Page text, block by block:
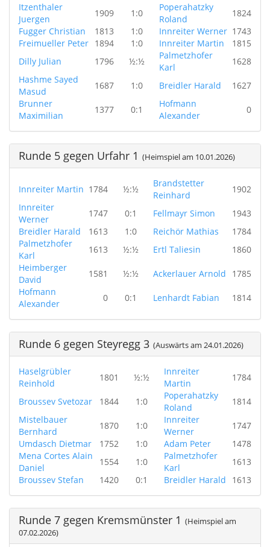
Itzenthaler
Juergen
1909 1:0
Poperahatzky
Roland
1824
Fugger Christian
1813 1:0 Innreiter Werner 1743
Freimueller Peter 1894 1:0 Innreiter Martin
1815
Dilly Julian
1796 ½:½
Palmetzhofer
Karl
1628
Hashme Sayed
Masud
1687 1:0 Breidler Harald
1627
Brunner
Maximilian
1377 0:1
Hofmann
Alexander
0
Runde 5 gegen Urfahr 1 (Heimspiel am 10.01.2026)
Innreiter Martin 1784 ½:½
Brandstetter
Reinhard
1902
Innreiter
Werner
1747 0:1 Fellmayr Simon
1943
Breidler Harald
1613 1:0 Reichör Mathias
1784
Palmetzhofer
Karl
1613 ½:½ Ertl Taliesin
1860
Heimberger
David
1581 ½:½ Ackerlauer Arnold
1785
Hofmann
Alexander
0 0:1 Lenhardt Fabian 1814
Runde 6 gegen Steyregg 3 (Auswärts am 24.01.2026)
Haselgrübler
Reinhold
1801 ½:½
Innreiter
Martin
1784
Broussev Svetozar 1844 1:0
Poperahatzky
Roland
1814
Mistelbauer
Bernhard
1870 1:0
Innreiter
Werner
1747
Umdasch Dietmar
1752 1:0 Adam Peter
1478
Mena Cortes Alain
Daniel
1554 1:0
Palmetzhofer
Karl
1613
Broussev Stefan
1420 0:1 Breidler Harald 1613
Runde 7 gegen Kremsmünster 1 (Heimspiel am
07.02.2026)